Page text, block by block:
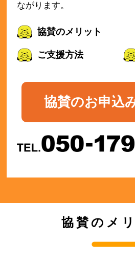
ながります。
協賛のメリット
ご支援方法
協賛のお申込
協賛のメ